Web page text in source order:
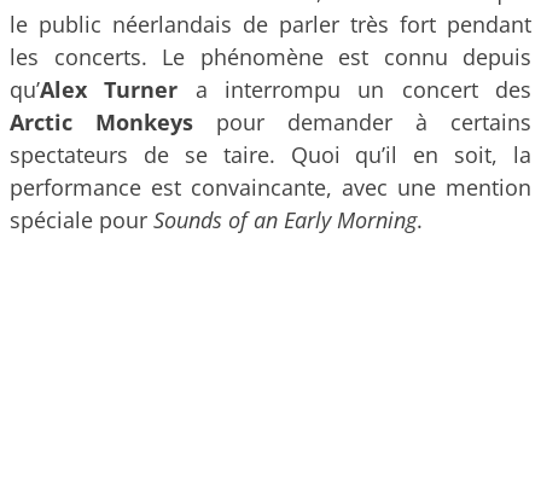
le public néerlandais de parler très fort pendant
les concerts. Le phénomène est connu depuis
qu’Alex Turner a interrompu un concert des
Arctic Monkeys pour demander à certains
spectateurs de se taire. Quoi qu’il en soit, la
performance est convaincante, avec une mention
spéciale pour Sounds of an Early Morning.